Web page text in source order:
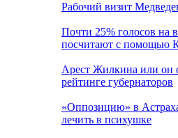
Рабочий визит
Почти 25% голосов на
посчитают с помощью
Арест Жилкина или он
рейтинге губернаторов
«Оппозицию» в
лечить в психушке